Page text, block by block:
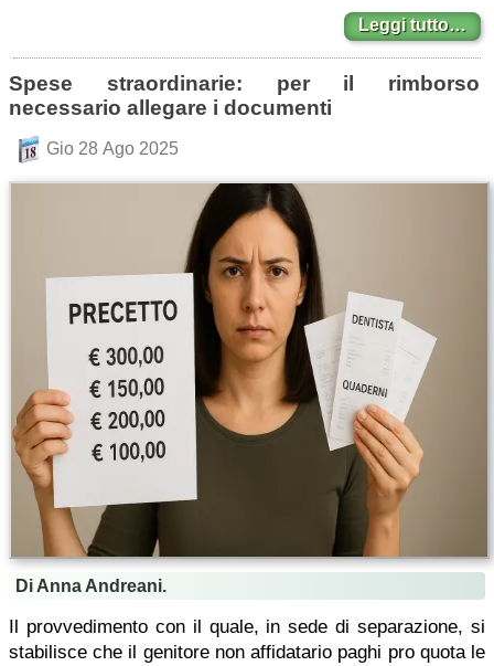
Leggi tutto…
Spese straordinarie: per il rimborso
necessario allegare i documenti
Gio 28 Ago 2025
Di Anna Andreani.
Il provvedimento con il quale, in sede di separazione, si
stabilisce che il genitore non affidatario paghi pro quota le